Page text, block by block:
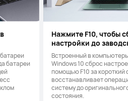
батареи
Нажмите F10, чтобы
настройки до
Встроенный в
Windows 10 сброс
помощью F10 за короткий
восстанавливает
систему до
состояния.